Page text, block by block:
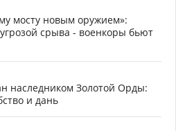
мосту новым оружием»:
срыва - военкоры бьют
наследником Золотой Орды:
и дань